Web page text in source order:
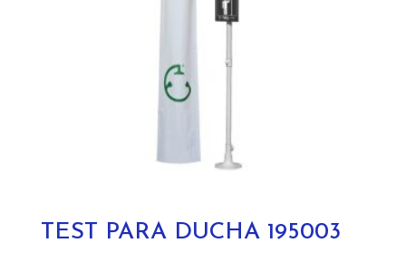
TEST PARA DUCHA 195003